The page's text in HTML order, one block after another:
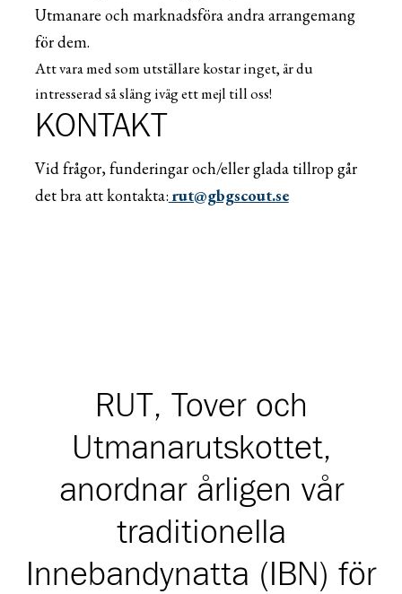
Utmanare och marknadsföra andra arrangemang
för dem.
Attvara medsom utställare kostar inget,är du
intresserad så släng iväg ett mejl till oss!
KONTAKT
Vid frågor,funderingar och/eller glada tillrop går
det bra attkontakta: rut@gbgscout.se
RUT, Tover och
Utmanarutskottet,
anordnar årligen vår
traditionella
Innebandynatta (IBN) för